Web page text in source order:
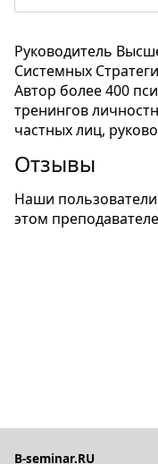
Руководитель
Системных
Автор более 400
тренингов
частных лиц,
Отзывы
Наши
этом
B-seminar.RU